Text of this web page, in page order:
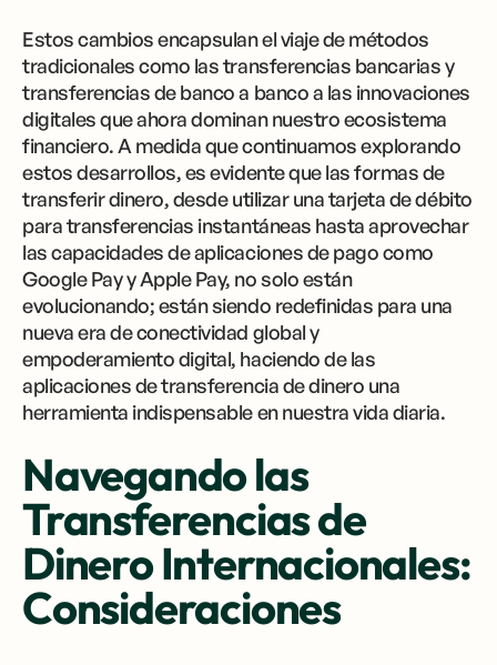
Estos cambios encapsulan el viaje de métodos
tradicionales como las transferencias bancarias y
transferencias de banco a banco a las innovaciones
digitales que ahora dominan nuestro ecosistema
financiero. A medida que continuamos explorando
estos desarrollos, es evidente que las formas de
transferir dinero, desde utilizar una tarjeta de débito
para transferencias instantáneas hasta aprovechar
las capacidades de aplicaciones de pago como
Google Pay y Apple Pay, no solo están
evolucionando; están siendo redefinidas para una
nueva era de conectividad global y
empoderamiento digital, haciendo de las
aplicaciones de transferencia de dinero una
herramienta indispensable en nuestra vida diaria.
Navegando las
Transferencias de
Dinero Internacionales:
Consideraciones